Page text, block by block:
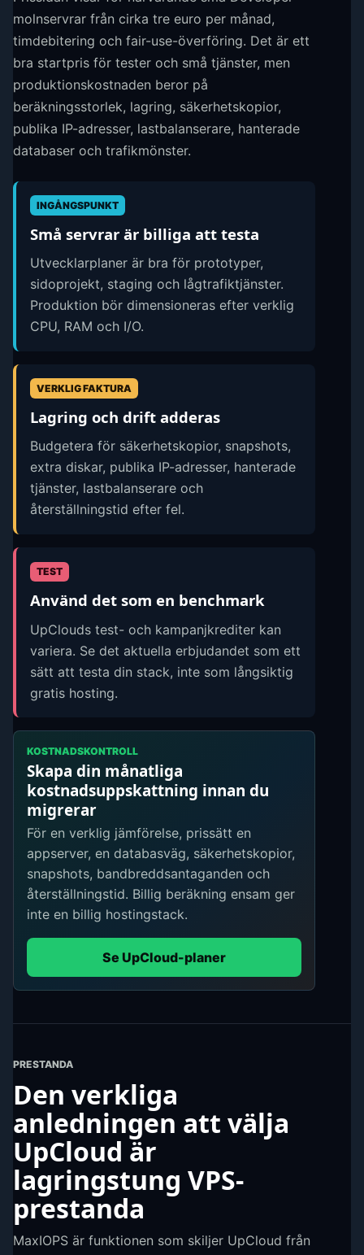
molnservrar från cirka tre euro per månad,
timdebitering och fair-use-överföring. Det är ett
bra startpris för tester och små tjänster, men
produktionskostnaden beror på
beräkningsstorlek, lagring, säkerhetskopior,
publika IP-adresser, lastbalanserare, hanterade
databaser och trafikmönster.
INGÅNGSPUNKT
Små servrar är billiga att testa
Utvecklarplaner är bra för prototyper,
sidoprojekt, staging och lågtrafiktjänster.
Produktion bör dimensioneras efter verklig
CPU, RAM och I/O.
VERKLIG FAKTURA
Lagring och drift adderas
Budgetera för säkerhetskopior, snapshots,
extra diskar, publika IP-adresser, hanterade
tjänster, lastbalanserare och
återställningstid efter fel.
TEST
Använd det som en benchmark
UpClouds test- och kampanjkrediter kan
variera. Se det aktuella erbjudandet som ett
sätt att testa din stack, inte som långsiktig
gratis hosting.
KOSTNADSKONTROLL
Skapa din månatliga
kostnadsuppskattning innan du
migrerar
För en verklig jämförelse, prissätt en
appserver, en databasväg, säkerhetskopior,
snapshots, bandbreddsantaganden och
återställningstid. Billig beräkning ensam ger
inte en billig hostingstack.
Se UpCloud-planer
PRESTANDA
Den verkliga
anledningen att välja
UpCloud är
lagringstung VPS-
prestanda
MaxIOPS är funktionen som skiljer UpCloud från